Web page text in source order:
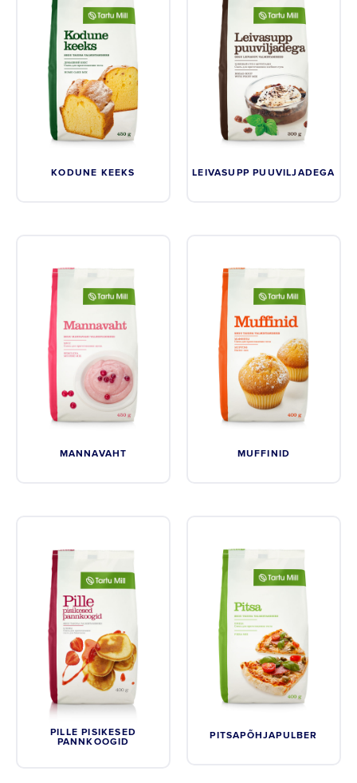
KODUNE KEEKS LEIVASUPP PUUVILJADEGA
MANNAVAHT MUFFINID
PILLE PISIKESED
PANNKOOGID
PITSAPÕHJAPULBER